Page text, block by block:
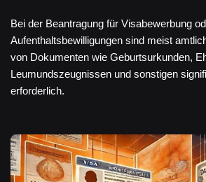
Bei der Beantragung für Visabewerbung
Aufenthaltsbewilligungen sind meist
von Dokumenten wie Geburtsurkunden,
Leumundszeugnissen und sonstigen
erforderlich.